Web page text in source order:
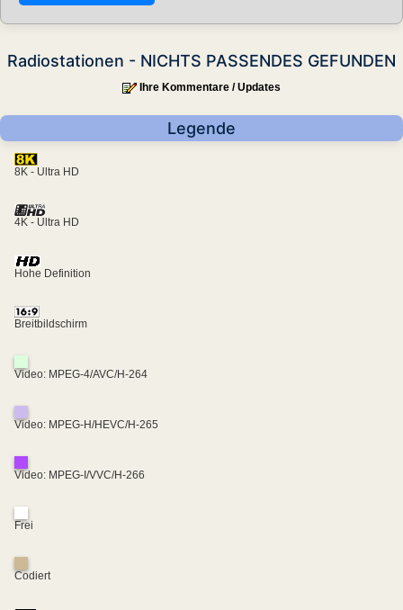
Radiostationen - NICHTS PASSENDES GEFUNDEN
Ihre Kommentare / Updates
Legende
8K - Ultra HD
4K - Ultra HD
Hohe Definition
Breitbildschirm
Video: MPEG-4/AVC/H-264
Video: MPEG-H/HEVC/H-265
Video: MPEG-I/VVC/H-266
Frei
Codiert